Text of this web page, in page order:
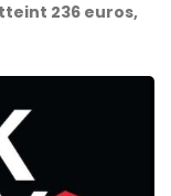
236 euros,